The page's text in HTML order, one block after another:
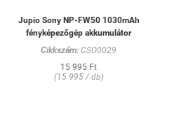
Jupio Sony NP-FW50 1030mAh
fényképezőgép akkumulátor
Cikkszám: CSO0029
15 995 Ft
(15 995 / db)